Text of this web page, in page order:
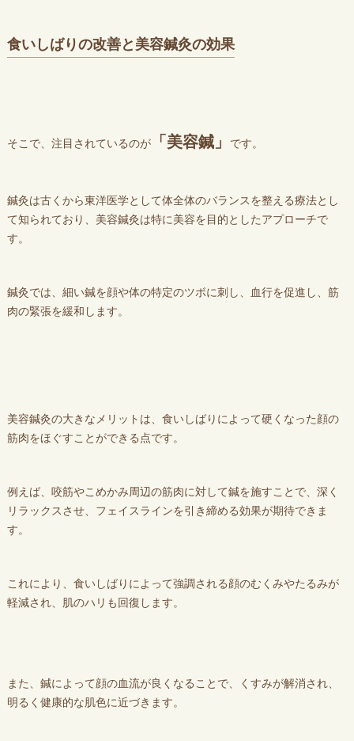
食いしばりの改善と美容鍼灸の効果
そこで、注目されているのが「美容鍼」 です。
鍼灸は古くから東洋医学として体全体のバランスを整える療法とし
て知られており、美容鍼灸は特に美容を目的としたアプローチで
す。
鍼灸では、細い鍼を顔や体の特定のツボに刺し、血行を促進し、筋
肉の緊張を緩和します。
美容鍼灸の大きなメリットは、食いしばりによって硬くなった顔の
筋肉をほぐすことができる点です。
例えば、咬筋やこめかみ周辺の筋肉に対して鍼を施すことで、深く
リラックスさせ、フェイスラインを引き締める効果が期待できま
す。
これにより、食いしばりによって強調される顔のむくみやたるみが
軽減され、肌のハリも回復します。
また、鍼によって顔の血流が良くなることで、くすみが解消され、
明るく健康的な肌色に近づきます。